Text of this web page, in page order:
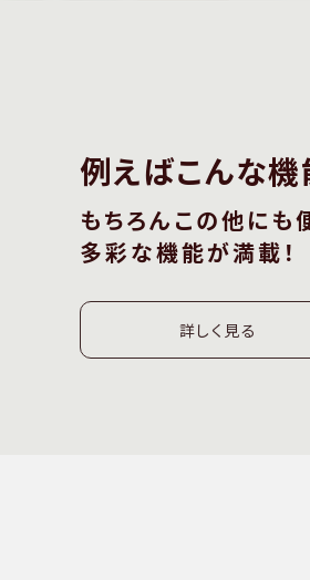
例えばこんな
もちろんこの他にも
多彩な機能が満載！
詳しく見る
イベントカレ
気になる情報